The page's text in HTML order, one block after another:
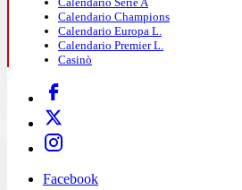
Calendario Champions
Calendario Europa L.
Calendario Premier L.
Casinò
Facebook